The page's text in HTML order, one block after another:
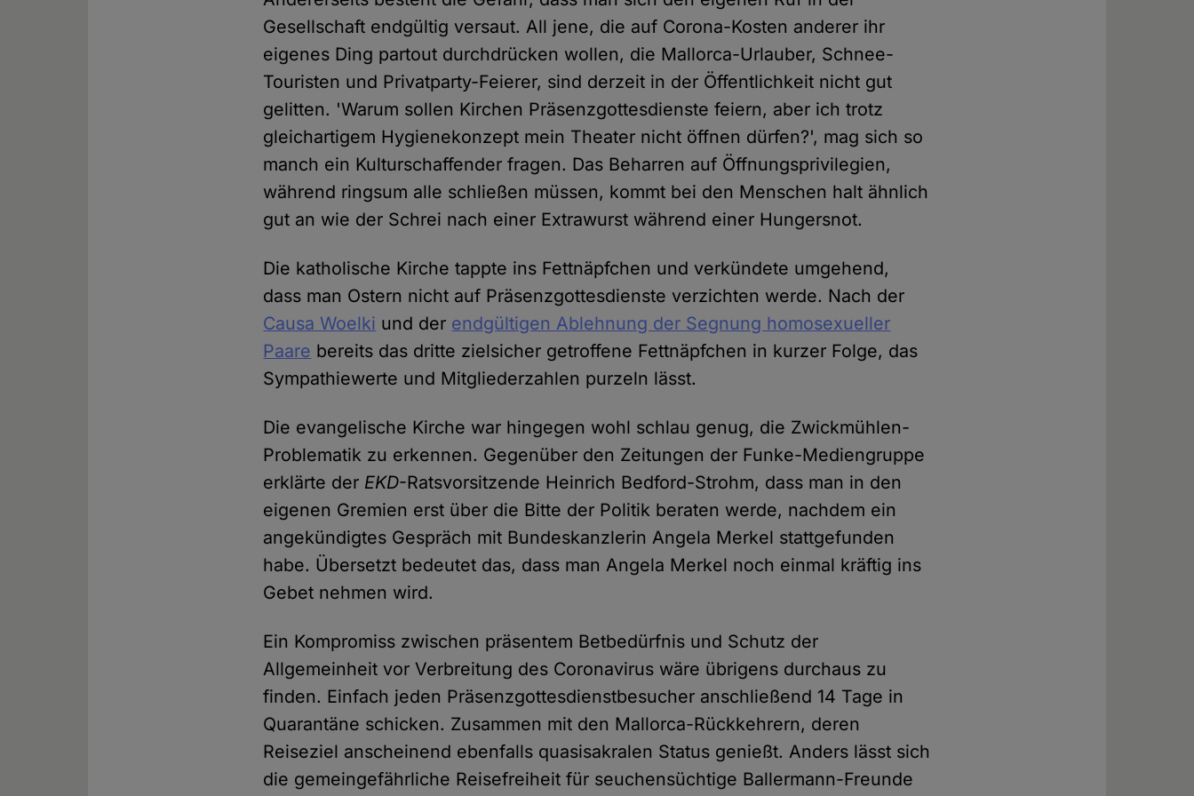
Gesellschaft endgültig versaut. All jene, die auf Corona-Kosten anderer ihr
eigenes Ding partout durchdrücken wollen, die Mallorca-Urlauber, Schnee-
Touristen und Privatparty-Feierer, sind derzeit in der Öffentlichkeit nicht gut
gelitten. 'Warum sollen Kirchen Präsenzgottesdienste feiern, aber ich trotz
gleichartigem Hygienekonzept mein Theater nicht öffnen dürfen?', mag sich so
manch ein Kulturschaffender fragen. Das Beharren auf Öffnungsprivilegien,
während ringsum alle schließen müssen, kommt bei den Menschen halt ähnlich
gut an wie der Schrei nach einer Extrawurst während einer Hungersnot.
Die katholische Kirche tappte ins Fettnäpfchen und verkündete umgehend,
dass man Ostern nicht auf Präsenzgottesdienste verzichten werde. Nach der
Causa Woelki und der endgültigen Ablehnung der Segnung homosexueller
Paare bereits das dritte zielsicher getroffene Fettnäpfchen in kurzer Folge, das
Sympathiewerte und Mitgliederzahlen purzeln lässt.
Die evangelische Kirche war hingegen wohl schlau genug, die Zwickmühlen-
Problematik zu erkennen. Gegenüber den Zeitungen der Funke-Mediengruppe
erklärte der EKD-Ratsvorsitzende Heinrich Bedford-Strohm, dass man in den
eigenen Gremien erst über die Bitte der Politik beraten werde, nachdem ein
angekündigtes Gespräch mit Bundeskanzlerin Angela Merkel stattgefunden
habe. Übersetzt bedeutet das, dass man Angela Merkel noch einmal kräftig ins
Gebet nehmen wird.
Ein Kompromiss zwischen präsentem Betbedürfnis und Schutz der
Allgemeinheit vor Verbreitung des Coronavirus wäre übrigens durchaus zu
finden. Einfach jeden Präsenzgottesdienstbesucher anschließend 14 Tage in
Quarantäne schicken. Zusammen mit den Mallorca-Rückkehrern, deren
Reiseziel anscheinend ebenfalls quasisakralen Status genießt. Anders lässt sich
die gemeingefährliche Reisefreiheit für seuchensüchtige Ballermann-Freunde